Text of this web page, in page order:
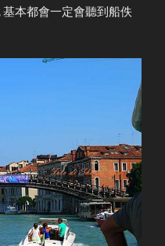
本都會一定會聽到船佚